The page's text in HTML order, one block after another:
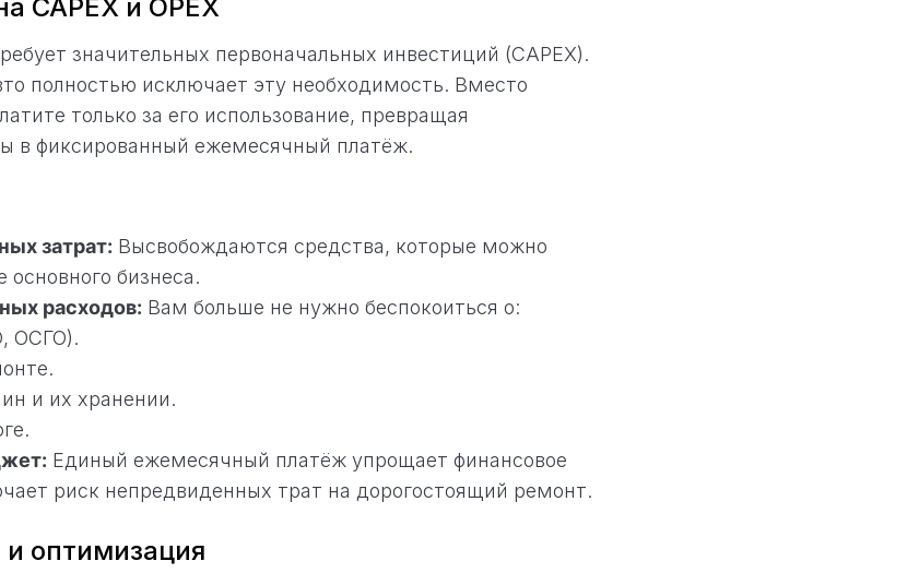
CAPEX и OPEX
значительных первоначальных инвестиций (CAPEX).
полностью исключает эту необходимость. Вместо
только за его использование, превращая
в фиксированный ежемесячный платёж.
затрат: Высвобождаются средства, которые можно
основного бизнеса.
расходов: Вам больше не нужно беспокоиться о:
ОСГО).
и их хранении.
Единый ежемесячный платёж упрощает финансовое
риск непредвиденных трат на дорогостоящий ремонт.
оптимизация